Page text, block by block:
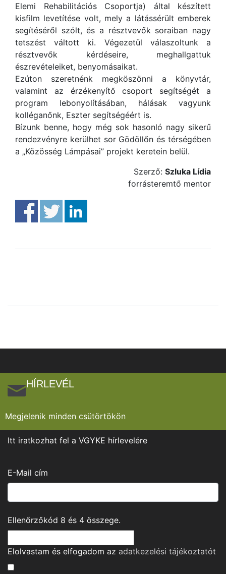
Elemi Rehabilitációs Csoportja) által készített
kisfilm levetítése volt, mely a látássérült emberek
segítéséről szólt, és a résztvevők soraiban nagy
tetszést váltott ki. Végezetül válaszoltunk a
résztvevők kérdéseire, meghallgattuk
észrevételeiket, benyomásaikat.
Ezúton szeretnénk megköszönni a könyvtár,
valamint az érzékenyítő csoport segítségét a
program lebonyolításában, hálásak vagyunk
kolléganőnk, Eszter segítségéért is.
Bízunk benne, hogy még sok hasonló nagy sikerű
rendezvényre kerülhet sor Gödöllőn és térségében
a „Közösség Lámpásai” projekt keretein belül.
Szerző: Szluka Lídia
forrásteremtő mentor
HÍRLEVÉL
Megjelenik minden csütörtökön
Itt iratkozhat fel a VGYKE hírlevelére
E-Mail cím
Ellenőrzőkód 8 és 4 összege.
Elolvastam és elfogadom az adatkezelési tájékoztatót